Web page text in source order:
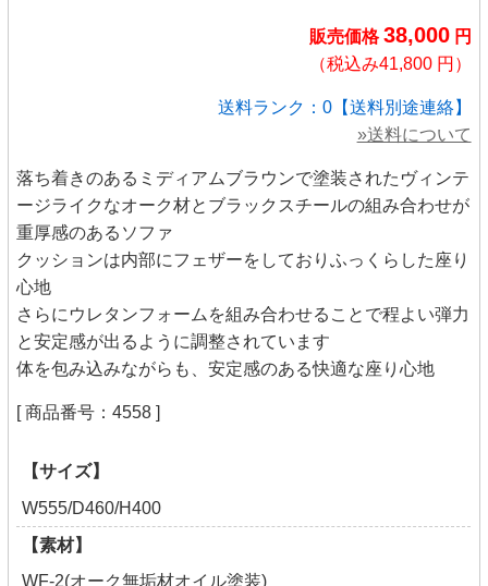
販売価格38,000円
（税込み41,800 円）
送料ランク：0【送料別途連絡】
»送料について
落ち着きのあるミディアムブラウンで塗装されたヴィンテ
ージライクなオーク材とブラックスチールの組み合わせが
重厚感のあるソファ
クッションは内部にフェザーをしておりふっくらした座り
心地
さらにウレタンフォームを組み合わせることで程よい弾力
と安定感が出るように調整されています
体を包み込みながらも、安定感のある快適な座り心地
[ 商品番号：4558 ]
【サイズ】
W555/D460/H400
【素材】
WF-2(オーク無垢材オイル塗装)